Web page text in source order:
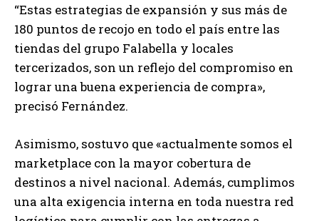
“Estas estrategias de expansión y sus más de
180 puntos de recojo en todo el país entre las
tiendas del grupo Falabella y locales
tercerizados, son un reflejo del compromiso en
lograr una buena experiencia de compra»,
precisó Fernández.
Asimismo, sostuvo que «actualmente somos el
marketplace con la mayor cobertura de
destinos a nivel nacional. Además, cumplimos
una alta exigencia interna en toda nuestra red